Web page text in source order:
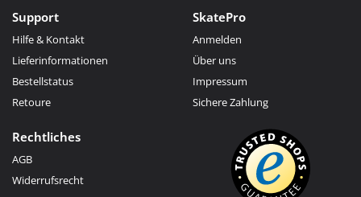
Support
Hilfe & Kontakt
Lieferinformationen
Bestellstatus
Retoure
SkatePro
Anmelden
Über uns
Impressum
Sichere Zahlung
Rechtliches
AGB
Widerrufsrecht